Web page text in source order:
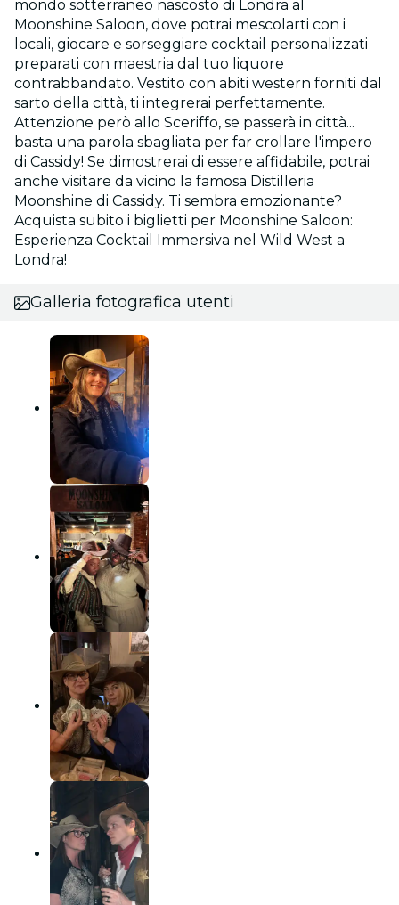
mondo sotterraneo nascosto di Londra al
Moonshine Saloon, dove potrai mescolarti con i
locali, giocare e sorseggiare cocktail personalizzati
preparati con maestria dal tuo liquore
contrabbandato. Vestito con abiti western forniti dal
sarto della città, ti integrerai perfettamente.
Attenzione però allo Sceriffo, se passerà in città...
basta una parola sbagliata per far crollare l'impero
di Cassidy! Se dimostrerai di essere affidabile, potrai
anche visitare da vicino la famosa Distilleria
Moonshine di Cassidy. Ti sembra emozionante?
Acquista subito i biglietti per Moonshine Saloon:
Esperienza Cocktail Immersiva nel Wild West a
Londra!
Galleria fotografica utenti